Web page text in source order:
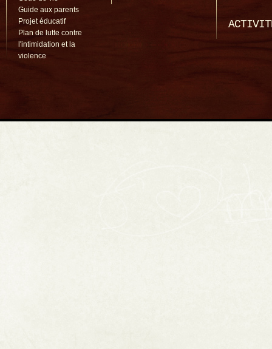
Guide aux parents
Projet éducatif
Plan de lutte contre
l'intimidation et la
violence